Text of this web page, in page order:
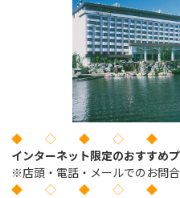
◆ ◇ ◆ ◇ ◆
インターネット限定のおすすめプ
※店頭・電話・メールでのお問
◆ ◇ ◆ ◇ ◆